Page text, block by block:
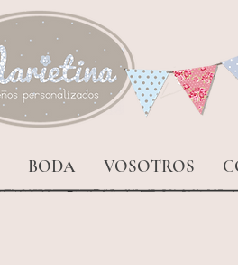
BODA VOSOTROS